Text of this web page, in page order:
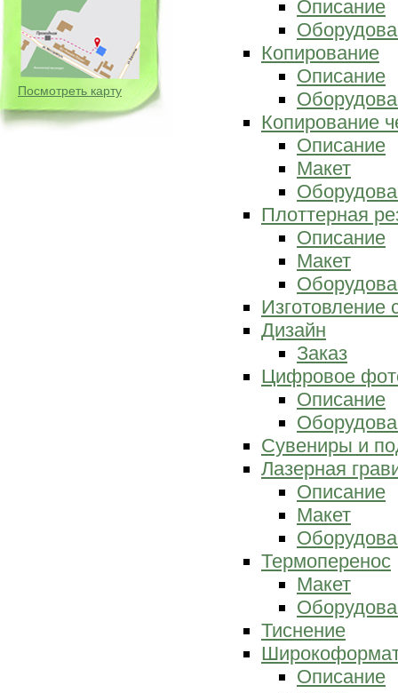
Посмотреть карту
Описание
Копирование
Описание
Копирование
Описание
Макет
Плоттерная
Описание
Макет
Изготовление
Дизайн
Заказ
Цифровое
Описание
Сувениры и
Лазерная
Описание
Макет
Термоперенос
Макет
Тиснение
Описание